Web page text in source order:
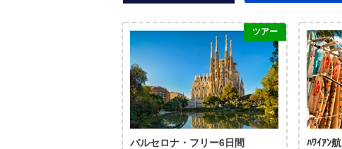
バルセロナ・フリー6日間
ツアー
ﾊﾜｲｱﾝ